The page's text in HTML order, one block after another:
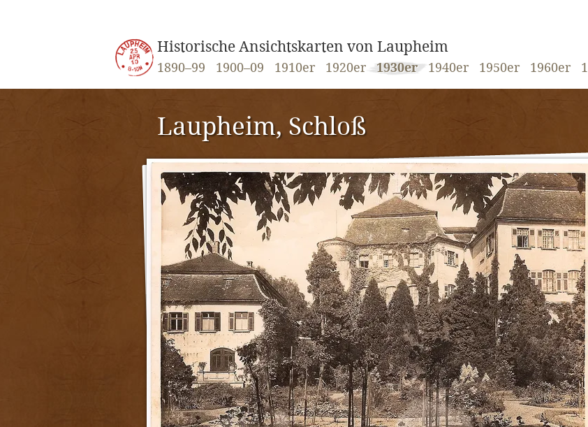
Historische Ansichtskarten von Laupheim
1890–99 1900–09 1910er 1920er 1930er 1940er 1950er 1960er
Laupheim, Schloß